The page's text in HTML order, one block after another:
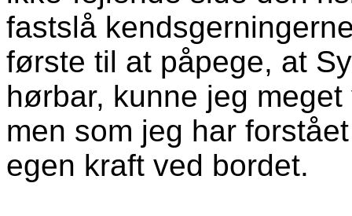
fastslå
første til at påpege, at
hørbar, kunne jeg
men som jeg har
egen kraft ved bordet.